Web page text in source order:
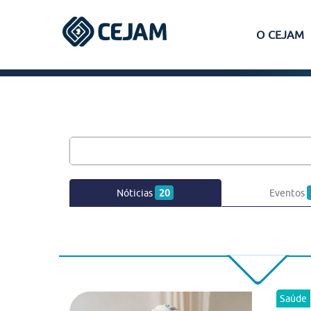
O CEJAM
Ferraz de Vasconcelos
Lins
Peruíbe
Nóticias 20 Eventos
Saúde